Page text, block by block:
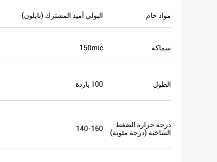
مواد خام البولي أميد المشترك (نايلون)
سماكة 150mic
الطول 100 ياردة
درجة حرارة الضغط
الساخنة (درجة مئوية)
140-160